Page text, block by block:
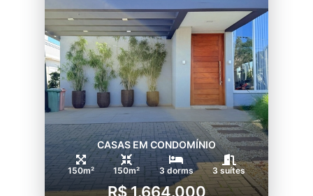
CASAS EM CONDOMÍNIO
150m² 150m² 3 dorms 3 suítes
R$ 1.664.000